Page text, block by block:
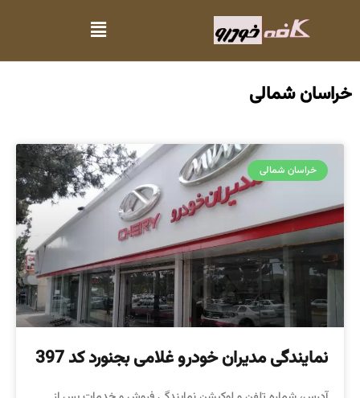
خراسان شمالی
خراسان شمالی
نمایندگی مدیران خودرو غلامی بجنورد کد 397